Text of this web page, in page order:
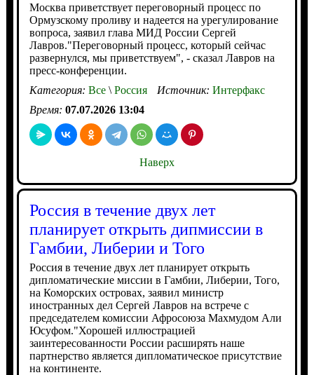
Москва приветствует переговорный процесс по
Ормузскому проливу и надеется на урегулирование
вопроса, заявил глава МИД России Сергей
Лавров."Переговорный процесс, который сейчас
развернулся, мы приветствуем", - сказал Лавров на
пресс-конференции.
Категория: Все\Россия Источник: Интерфакс
Время: 07.07.2026 13:04
Наверх
Россия в течение двух лет
планирует открыть дипмиссии в
Гамбии, Либерии и Того
Россия в течение двух лет планирует открыть
дипломатические миссии в Гамбии, Либерии, Того,
на Коморских островах, заявил министр
иностранных дел Сергей Лавров на встрече с
председателем комиссии Афросоюза Махмудом Али
Юсуфом."Хорошей иллюстрацией
заинтересованности России расширять наше
партнерство является дипломатическое присутствие
на континенте.